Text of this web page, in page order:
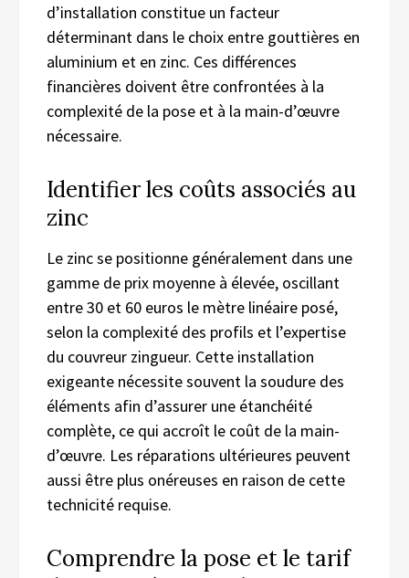
d’installation constitue un facteur
déterminant dans le choix entre gouttières en
aluminium et en zinc. Ces différences
financières doivent être confrontées à la
complexité de la pose et à la main-d’œuvre
nécessaire.
Identifier les coûts associés au
zinc
Le zinc se positionne généralement dans une
gamme de prix moyenne à élevée, oscillant
entre 30 et 60 euros le mètre linéaire posé,
selon la complexité des profils et l’expertise
du couvreur zingueur. Cette installation
exigeante nécessite souvent la soudure des
éléments afin d’assurer une étanchéité
complète, ce qui accroît le coût de la main-
d’œuvre. Les réparations ultérieures peuvent
aussi être plus onéreuses en raison de cette
technicité requise.
Comprendre la pose et le tarif